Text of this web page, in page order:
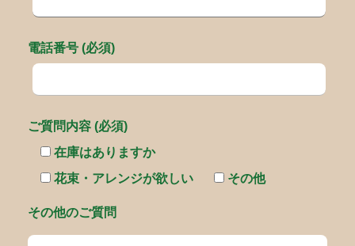
電話番号 (必須)
ご質問内容 (必須)
在庫はありますか
花束・アレンジが欲しい
その他
その他のご質問